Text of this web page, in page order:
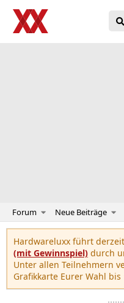
Forum Neue Beiträge
Hardwareluxx führt
(mit Gewinnspiel) durch
Unter allen Teilnehmern
Grafikkarte Eurer Wahl bis